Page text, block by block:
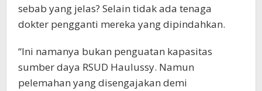
sebab yang jelas? Selain tidak ada tenaga
dokter pengganti mereka yang dipindahkan.
“Ini namanya bukan penguatan kapasitas
sumber daya RSUD Haulussy. Namun
pelemahan yang disengajakan demi